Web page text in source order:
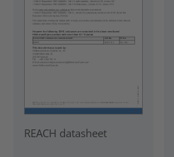
REACH datasheet